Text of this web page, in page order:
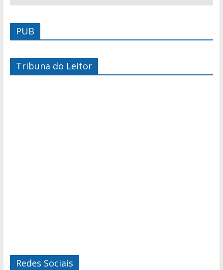
PUB
Tribuna do Leitor
Redes Sociais